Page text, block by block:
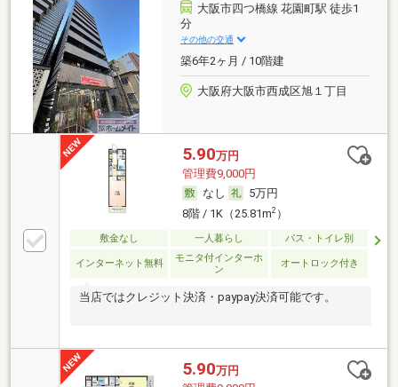
大阪市四つ橋線 花園町駅 徒歩1
分
その他の交通
築6年2ヶ月 / 10階建
大阪府大阪市西成区旭１丁目
5.90万円
管理費9,000円
なし
5万円
8階 / 1K（25.81m2）
敷金なし 一人暮らし バス・トイレ別
インターネット無料
モニタ付インターホ
ン
オートロック付き
当店ではクレジット決済・paypay決済可能です。
5.90万円